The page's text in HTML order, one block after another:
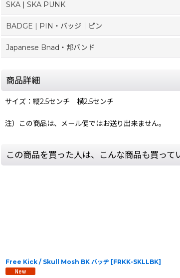
SKA | SKA PUNK
BADGE | PIN・バッジ｜ピン
Japanese Bnad・邦バンド
商品詳細
サイズ：縦2.5センチ 横2.5センチ
注）この商品は、メール便ではお送り出来ません。
この商品を買った人は、こんな商品も買って
Free Kick / Skull Mosh BK バッヂ [FRKK-SKLLBK]